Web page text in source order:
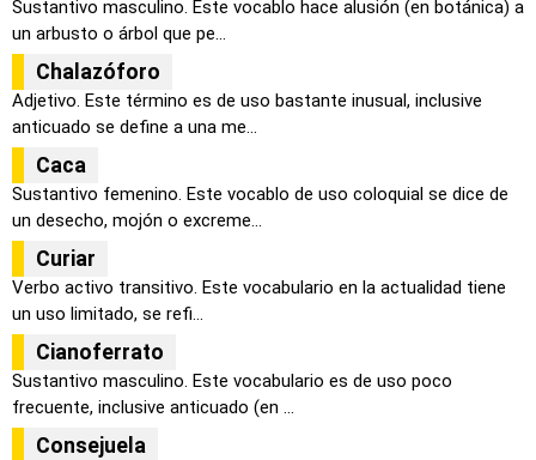
Sustantivo masculino. Este vocablo hace alusión (en botánica) a
un arbusto o árbol que pe...
Chalazóforo
Adjetivo. Este término es de uso bastante inusual, inclusive
anticuado se define a una me...
Caca
Sustantivo femenino. Este vocablo de uso coloquial se dice de
un desecho, mojón o excreme...
Curiar
Verbo activo transitivo. Este vocabulario en la actualidad tiene
un uso limitado, se refi...
Cianoferrato
Sustantivo masculino. Este vocabulario es de uso poco
frecuente, inclusive anticuado (en ...
Consejuela